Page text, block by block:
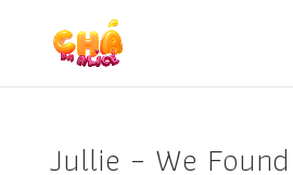
Jullie – We